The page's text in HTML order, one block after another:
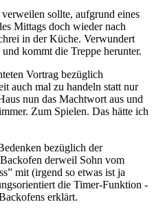
sollte, aufgrund eines
Mittags doch wieder nach
in der Küche. Verwundert
kommt die Treppe herunter.
Vortrag bezüglich
auch mal zu handeln statt nur
nun das Machtwort aus und
Zum Spielen. Das hätte ich
bezüglich der
derweil Sohn vom
mit (irgend so etwas ist ja
die Timer-Funktion -
erklärt.